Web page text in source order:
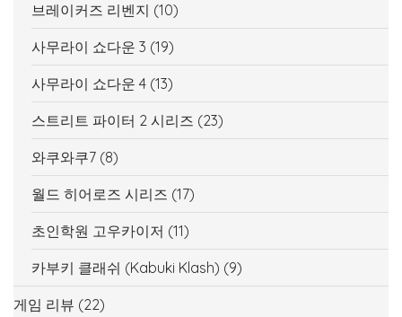
브레이커즈 리벤지 (10)
사무라이 쇼다운 3 (19)
사무라이 쇼다운 4 (13)
스트리트 파이터 2 시리즈 (23)
와쿠와쿠7 (8)
월드 히어로즈 시리즈 (17)
초인학원 고우카이저 (11)
카부키 클래쉬 (Kabuki Klash) (9)
게임 리뷰 (22)